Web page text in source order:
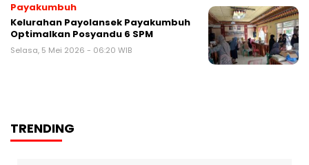
Payakumbuh
Kelurahan Payolansek Payakumbuh
Optimalkan Posyandu 6 SPM
Selasa, 5 Mei 2026 - 06:20 WIB
TRENDING